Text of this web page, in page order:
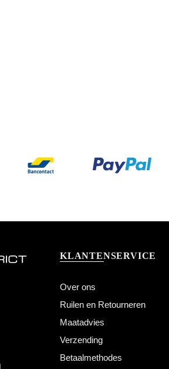
KLANTENSERVICE
Over ons
Ruilen en Retourneren
Maatadvies
Verzending
Betaalmethodes